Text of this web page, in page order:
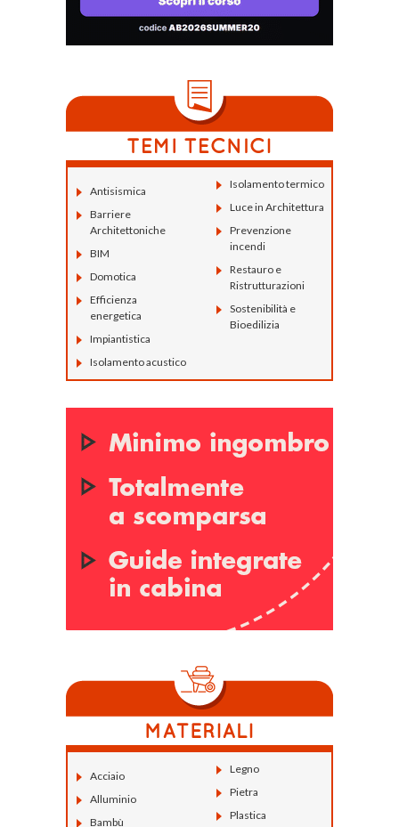
Antisismica
Barriere
Architettoniche
BIM
Domotica
Efficienza
energetica
Impiantistica
Isolamento acustico
Isolamento termico
Luce in Architettura
Prevenzione
incendi
Restauro e
Ristrutturazioni
Sostenibilità e
Bioedilizia
Acciaio
Alluminio
Bambù
Legno
Pietra
Plastica